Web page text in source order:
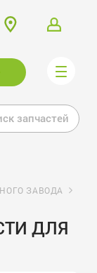
ЗАВОДА
ДЛЯ